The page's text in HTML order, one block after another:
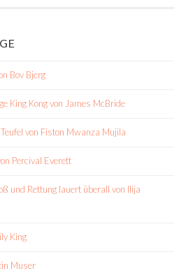
Bov Bjerg
King Kong von James McBride
von Fiston Mwanza Mujila
Percival Everett
und Rettung lauert überall von Ilija
King
Muser